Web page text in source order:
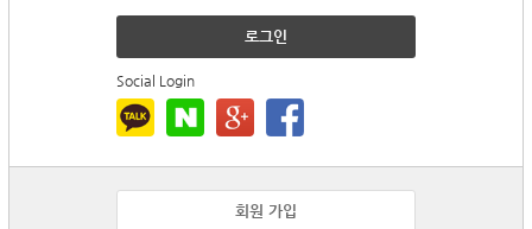
로그인
Social Login
회원 가입